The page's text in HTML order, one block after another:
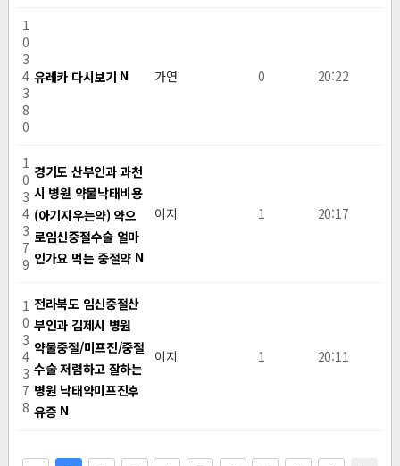
1
0
3
4
3
8
0
유레카 다시보기 N 가연 0 20:22
1
0
3
4
3
7
9
경기도 산부인과 과천
시 병원 약물낙태비용
(아기지우는약) 약으
로임신중절수술 얼마
인가요 먹는 중절약 N
이지 1 20:17
1
0
3
4
3
7
8
전라북도 임신중절산
부인과 김제시 병원
약물중절/미프진/중절
수술 저렴하고 잘하는
병원 낙태약미프진후
유증 N
이지 1 20:11